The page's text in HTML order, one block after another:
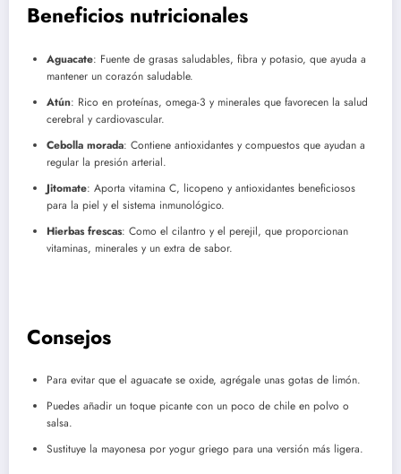
Beneficios nutricionales
Aguacate: Fuente de grasas saludables, fibra y potasio, que ayuda a
mantener un corazón saludable.
Atún: Rico en proteínas, omega-3 y minerales que favorecen la salud
cerebral y cardiovascular.
Cebolla morada: Contiene antioxidantes y compuestos que ayudan a
regular la presión arterial.
Jitomate: Aporta vitamina C, licopeno y antioxidantes beneficiosos
para la piel y el sistema inmunológico.
Hierbas frescas: Como el cilantro y el perejil, que proporcionan
vitaminas, minerales y un extra de sabor.
Consejos
Para evitar que el aguacate se oxide, agrégale unas gotas de limón.
Puedes añadir un toque picante con un poco de chile en polvo o
salsa.
Sustituye la mayonesa por yogur griego para una versión más ligera.